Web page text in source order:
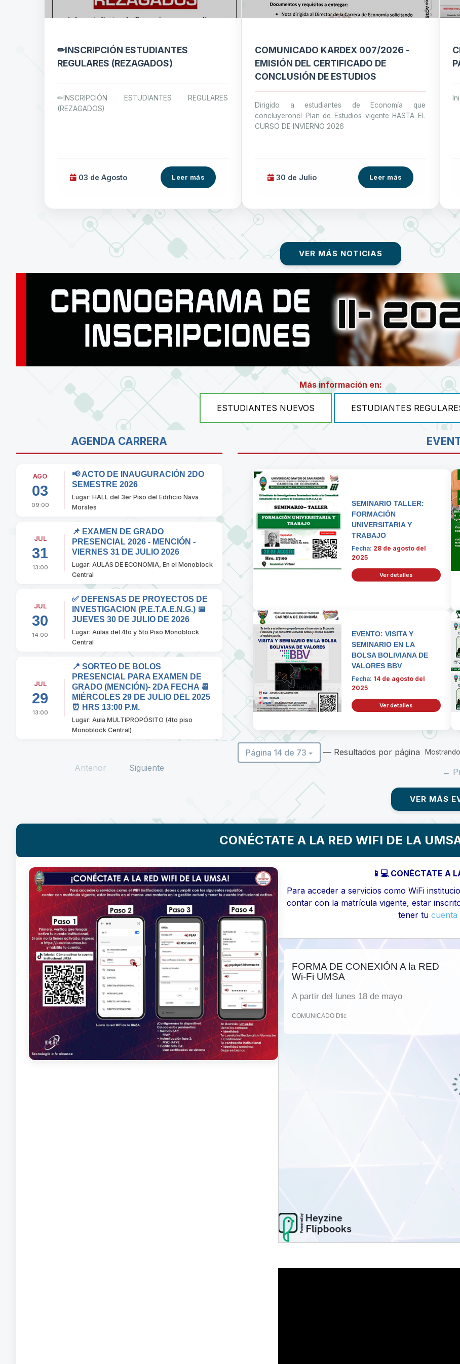
✏INSCRIPCIÓN ESTUDIANTES
REGULARES (REZAGADOS)
✏INSCRIPCIÓN ESTUDIANTES REGULARES
(REZAGADOS)
03 deAgosto Leer más
COMUNICADO KARDEX 007/2026 -
EMISIÓN DEL CERTIFICADO DE
CONCLUSIÓN DE ESTUDIOS
Dirigido a estudiantes de Economía que
concluyeronel Plan de Estudios vigente HASTA EL
CURSO DE INVIERNO 2026
30 de Julio Leer más
VER MÁS NOTICIAS
Más información en:
ESTUDIANTES NUEVOS ESTUDIANTES
AGENDA CARRERA
AGO
03
09:00
📢 ACTO DE INAUGURACIÓN 2DO
SEMESTRE 2026
Lugar: HALL del 3er Piso del Edificio Nava
Morales
JUL
31
13:00
📌 EXAMEN DE GRADO
PRESENCIAL 2026 - MENCIÓN -
VIERNES 31 DE JULIO 2026
Lugar: AULAS DE ECONOMIA, En el Monoblock
Central
JUL
30
14:00
✅ DEFENSAS DE PROYECTOS DE
INVESTIGACION (P.E.T.A.E.N.G.) 📅
JUEVES 30 DE JULIO DE 2026
Lugar: Aulas del 4to y 5to Piso Monoblock
Central
JUL
29
13:00
📍 SORTEO DE BOLOS
PRESENCIAL PARA EXAMEN DE
GRADO (MENCIÓN)- 2DA FECHA 📆
MIÉRCOLES 29 DE JULIO DEL 2025
⏰ HRS 13:00 P.M.
Lugar: Aula MULTIPROPÓSITO (4to piso
Monoblock Central)
Anterior Siguiente
SEMINARIO TALLER:
FORMACIÓN
UNIVERSITARIA Y
TRABAJO
Fecha: 28 de agosto del
2025
Ver detalles
EVENTO: VISITA Y
SEMINARIO EN LA
BOLSA BOLIVIANA DE
VALORES BBV
Fecha: 14 de agosto del
2025
Ver detalles
Página 14 de 73 — Resultados por página
←
VER MÁS
CONÉCTATE A LA RED WIFI DE LA
📱💻 CONÉCTATE A
Para acceder a servicios como WiFi
contar con la matrícula vigente, estar
tener tu cuenta